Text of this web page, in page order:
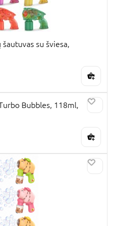
su šviesa,
Bubbles, 118ml,